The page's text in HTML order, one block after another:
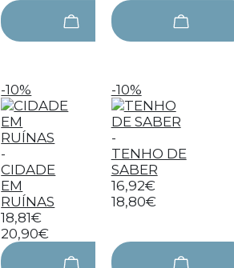
-10%
-
CIDADE
EM
RUÍNAS
18,81€
20,90€
-10%
-
TENHO DE
SABER
16,92€
18,80€